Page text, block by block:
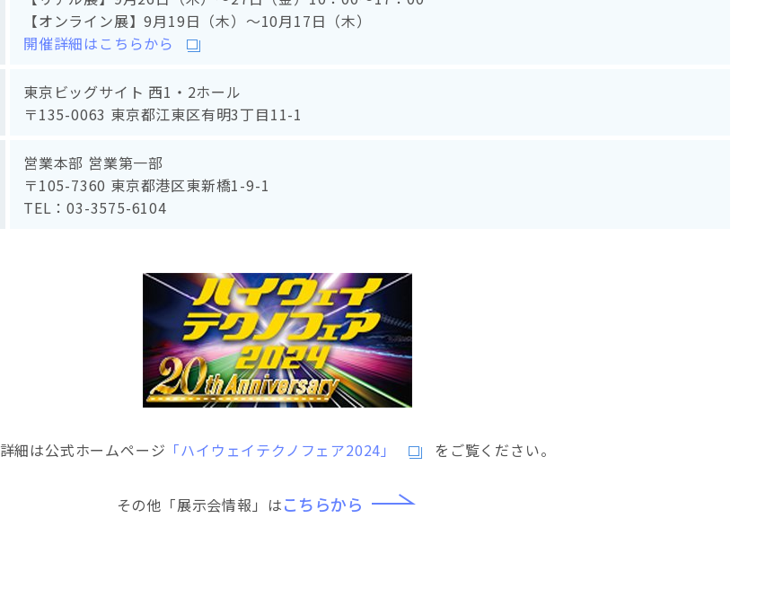
【オンライン展】9月19日（木）～10月17日（木）
開催詳細はこちらから
東京ビッグサイト 西1・2ホール
〒135-0063 東京都江東区有明3丁目11-1
営業本部 営業第一部
〒105-7360 東京都港区東新橋1-9-1
TEL：03-3575-6104
詳細は公式ホームページ 「ハイウェイテクノフェア2024」 をご覧ください。
その他「展示会情報」はこちらから